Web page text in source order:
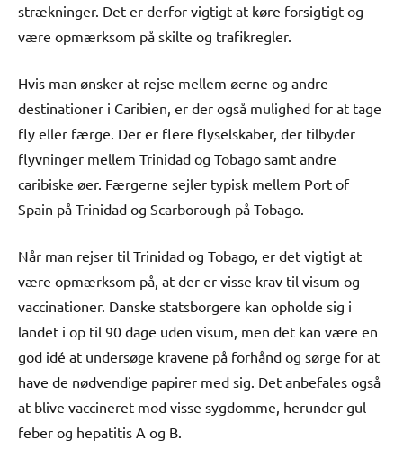
strækninger. Det er derfor vigtigt at køre forsigtigt og
være opmærksom på skilte og trafikregler.
Hvis man ønsker at rejse mellem øerne og andre
destinationer i Caribien, er der også mulighed for at tage
fly eller færge. Der er flere flyselskaber, der tilbyder
flyvninger mellem Trinidad og Tobago samt andre
caribiske øer. Færgerne sejler typisk mellem Port of
Spain på Trinidad og Scarborough på Tobago.
Når man rejser til Trinidad og Tobago, er det vigtigt at
være opmærksom på, at der er visse krav til visum og
vaccinationer. Danske statsborgere kan opholde sig i
landet i op til 90 dage uden visum, men det kan være en
god idé at undersøge kravene på forhånd og sørge for at
have de nødvendige papirer med sig. Det anbefales også
at blive vaccineret mod visse sygdomme, herunder gul
feber og hepatitis A og B.